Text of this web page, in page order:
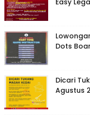
Easy
Dots
Dicari
Agustus